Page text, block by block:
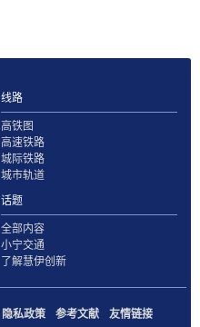
线路
高铁图
高速铁路
城际铁路
城市轨道
话题
全部内容
小宁交通
了解慧伊创新
隐私政策 参考文献
友情链接